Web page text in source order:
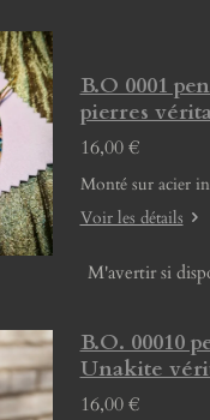
B.O 0001
pierres
16,00 €
Monté sur acier
Voir les détails
M'avertir si
B.O. 00010
Unakite
16,00 €